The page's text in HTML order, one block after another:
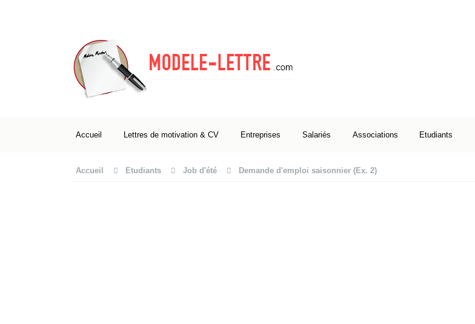
Accueil Lettres de motivation & CV Entreprises Salariés Associations Etudiants
Accueil Etudiants Job d'été Demande d'emploi saisonnier (Ex. 2)